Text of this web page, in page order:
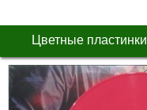
Цветные пластинки